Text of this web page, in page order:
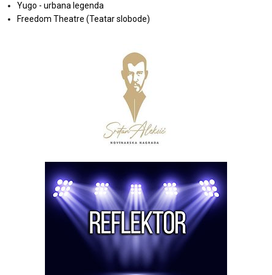
Yugo - urbana legenda
Freedom Theatre (Teatar slobode)